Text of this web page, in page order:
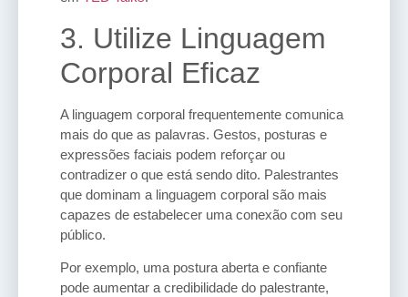
3. Utilize Linguagem
Corporal Eficaz
A linguagem corporal frequentemente comunica
mais do que as palavras. Gestos, posturas e
expressões faciais podem reforçar ou
contradizer o que está sendo dito. Palestrantes
que dominam a linguagem corporal são mais
capazes de estabelecer uma conexão com seu
público.
Por exemplo, uma postura aberta e confiante
pode aumentar a credibilidade do palestrante,